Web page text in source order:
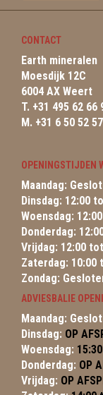
CONTACT
Earth mineralen
Moesdijk 12C
6004 AX Weert
T. +31 495 62 66
M. +31 6 50 52
OPENINGSTIJDEN
Maandag:
Dinsdag: 12:00
Woensdag:
Donderdag:
Vrijdag: 12:00 tot
Zaterdag: 10:00
Zondag:
ADVIESBALIE
Maandag:
Dinsdag: OP
Woensdag:
Donderdag: OP
Vrijdag: OP